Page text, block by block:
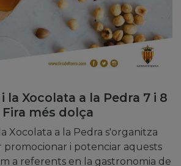
la Xocolata a la Pedra 7 i 8
més dolça
Xocolata a la Pedra s'organitza
promocionar i potenciar aquests
a referents en la gastronomia de